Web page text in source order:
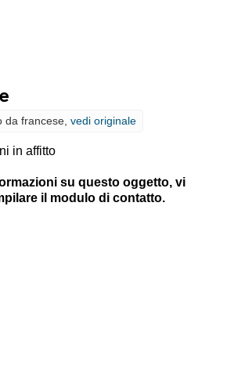
da francese, vedi originale
in affitto
su questo oggetto, vi
il modulo di contatto.